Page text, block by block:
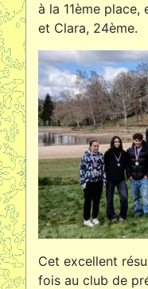
à la 11ème place,
et Clara, 24ème.
Cet excellent
fois au club de